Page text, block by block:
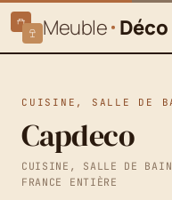
Meuble Déco
CUISINE, SALLE DE
Capdeco
CUISINE, SALLE DE
FRANCE ENTIÈRE